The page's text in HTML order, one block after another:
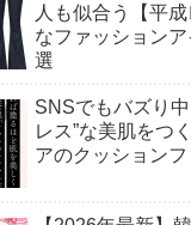
人も似合う【平成
なファッション
選
SNSでもバズり中
レス”な美肌をつ
アのクッション